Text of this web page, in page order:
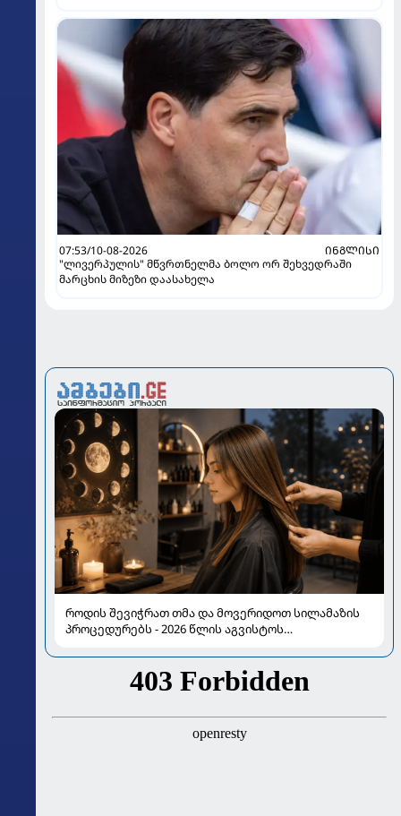
07:53/10-08-2026
ᲘᲜᲒᲚᲘᲡᲘ
"ლივერპულის" მწვრთნელმა ბოლო ორ შეხვედრაში
მარცხის მიზეზი დაასახელა
როდის შევიჭრათ თმა და მოვერიდოთ სილამაზის
პროცედურებს - 2026 წლის აგვისტოს